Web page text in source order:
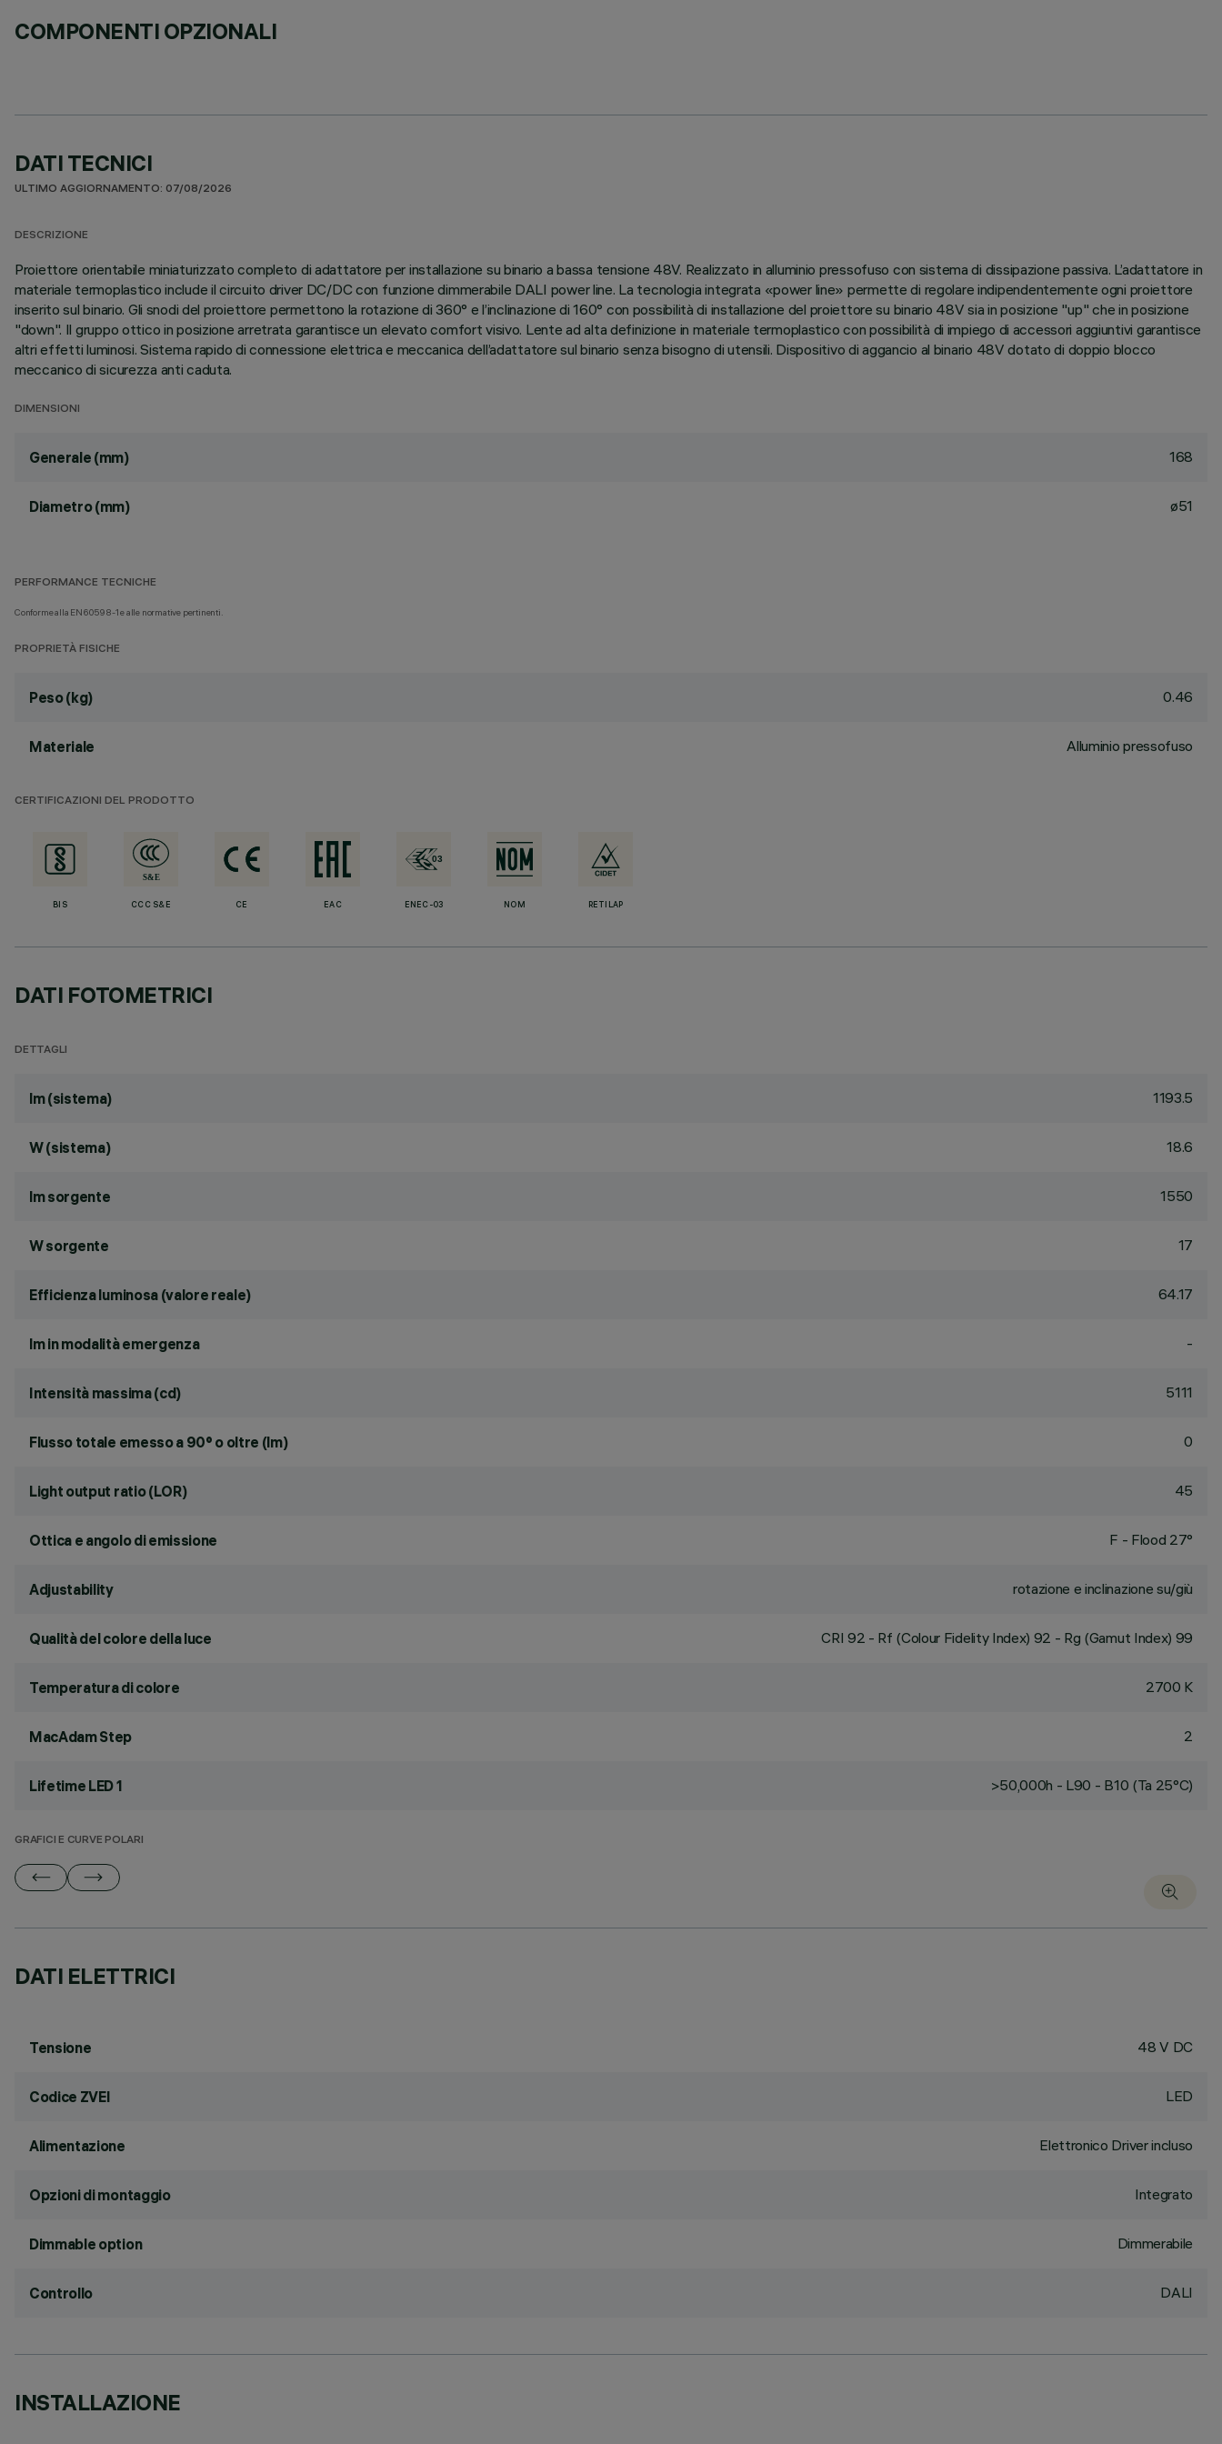
COMPONENTI OPZIONALI
DATI TECNICI
ULTIMO AGGIORNAMENTO: 07/08/2026
DESCRIZIONE
Proiettore orientabile miniaturizzato completo di adattatore per installazione su binario a bassa tensione 48V. Realizzato in alluminio pressofuso con sistema di dissipazione passiva. L’adattatore in
materiale termoplastico include il circuito driver DC/DC con funzione dimmerabile DALI power line. La tecnologia integrata «power line» permette di regolare indipendentemente ogni proiettore
inserito sul binario. Gli snodi del proiettore permettono la rotazione di 360° e l’inclinazione di 160° con possibilità di installazione del proiettore su binario 48V sia in posizione "up" che in posizione
"down". Il gruppo ottico in posizione arretrata garantisce un elevato comfort visivo. Lente ad alta definizione in materiale termoplastico con possibilità di impiego di accessori aggiuntivi garantisce
altri effetti luminosi. Sistema rapido di connessione elettrica e meccanica dell’adattatore sul binario senza bisogno di utensili. Dispositivo di aggancio al binario 48V dotato di doppio blocco
meccanico di sicurezza anti caduta.
DIMENSIONI
Generale (mm) 168
Diametro (mm) ø51
PERFORMANCE TECNICHE
Conforme alla EN60598-1 e alle normative pertinenti.
PROPRIETÀ FISICHE
Peso (kg) 0.46
Materiale Alluminio pressofuso
CERTIFICAZIONI DEL PRODOTTO
BIS CCC S&E CE EAC ENEC-03 NOM RETILAP
DATI FOTOMETRICI
DETTAGLI
lm (sistema) 1193.5
W (sistema) 18.6
lm sorgente 1550
W sorgente 17
Efficienza luminosa (valore reale) 64.17
lm in modalità emergenza -
Intensità massima (cd) 5111
Flusso totale emesso a 90° o oltre (lm) 0
Light output ratio (LOR) 45
Ottica e angolo di emissione F - Flood 27°
Adjustability rotazione e inclinazione su/giù
Qualità del colore della luce CRI 92 - Rf (Colour Fidelity Index) 92 - Rg (Gamut Index) 99
Temperatura di colore 2700 K
MacAdam Step 2
Lifetime LED 1 >50,000h - L90 - B10 (Ta 25°C)
GRAFICI E CURVE POLARI
DATI ELETTRICI
Tensione 48 V DC
Codice ZVEI LED
Alimentazione Elettronico Driver incluso
Opzioni di montaggio Integrato
Dimmable option Dimmerabile
Controllo DALI
INSTALLAZIONE